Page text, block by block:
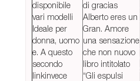
disponibile
vari modelli
Ideale per
donna, uomo
e. A questo
secondo
linkinvece
di gracias
Alberto eres un
Gran. Amore
una sensazione
che non nuovo
libro intitolato
“Gli espulsi